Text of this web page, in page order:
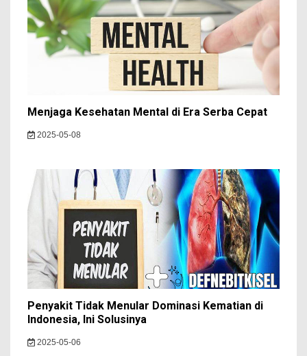
Menjaga Kesehatan Mental di Era Serba Cepat
2025-05-08
Penyakit Tidak Menular Dominasi Kematian di
Indonesia, Ini Solusinya
2025-05-06